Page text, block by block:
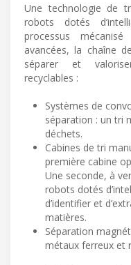
Une technologie de
robots dotés
processus
avancées, la chaîne
séparer et
recyclables :
Systèmes de
séparation : un tri
déchets.
Cabines de tri
première cabine
Une seconde, à
robots dotés
d’identifier et
matières.
Séparation
métaux ferreux et